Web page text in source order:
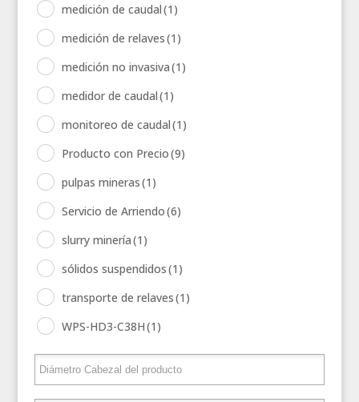
medición de caudal(1)
medición de relaves(1)
medición no invasiva(1)
medidor de caudal(1)
monitoreo de caudal(1)
Producto con Precio(9)
pulpas mineras(1)
Servicio de Arriendo(6)
slurry minería(1)
sólidos suspendidos(1)
transporte de relaves(1)
WPS-HD3-C38H(1)